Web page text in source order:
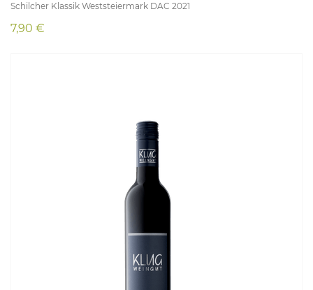
Schilcher Klassik Weststeiermark DAC 2021
7,90 €